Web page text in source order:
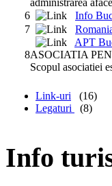
6
Info
7
8
APT
ASOCIATIA
Scopul asociatiei
Link-uri
(16)
Legaturi
(8)
Info